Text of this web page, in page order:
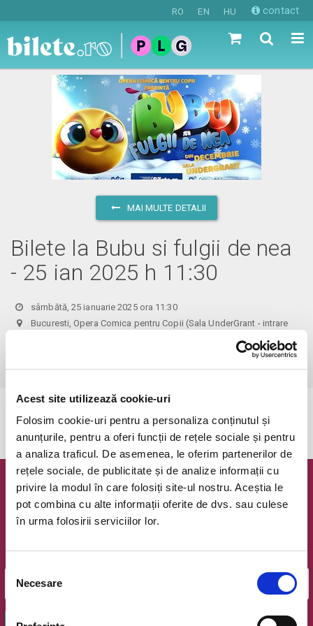
Acest site utilizează cookie-uri
Folosim cookie-uri pentru a personaliza conținutul și
anunțurile, pentru a oferi funcții de rețele sociale și pentru
a analiza traficul. De asemenea, le oferim partenerilor de
rețele sociale, de publicitate și de analize informații cu
privire la modul în care folosiți site-ul nostru. Aceștia le
pot combina cu alte informații oferite de dvs. sau culese
în urma folosirii serviciilor lor.
Selecția
consimțământului
Necesare
RO EN HU contact
MAI MULTE DETALII
Bilete la Bubu si fulgii de nea
- 25 ian 2025 h 11:30
sâmbătă, 25 ianuarie 2025 ora 11:30
Bucuresti, Opera Comica pentru Copii (Sala UnderGrant - intrare
Newsletter @ Bilete.ro
Oferte exclusive si o editie saptamanala cu cele mai noi
OK